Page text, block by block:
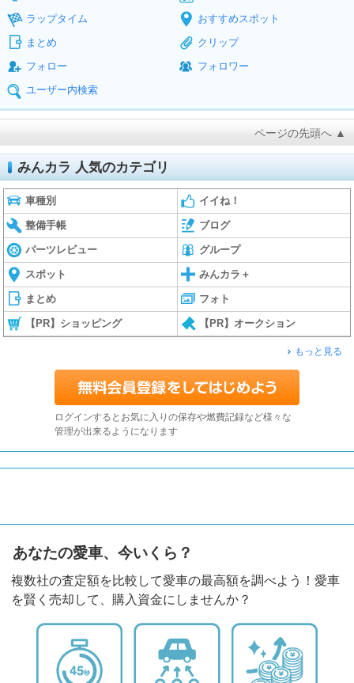
ラップタイム
おすすめスポット
まとめ
クリップ
フォロー
フォロワー
ユーザー内検索
ページの先頭へ ▲
みんカラ 人気のカテゴリ
車種別 イイね！
整備手帳 ブログ
パーツレビュー グループ
スポット みんカラ＋
まとめ フォト
【PR】ショッピング 【PR】オークション
もっと見る
ログインするとお気に入りの保存や燃費記録など様々な
管理が出来るようになります
あなたの愛車、今いくら？
複数社の査定額を比較して愛車の最高額を調べよう！愛車
を賢く売却して、購入資金にしませんか？